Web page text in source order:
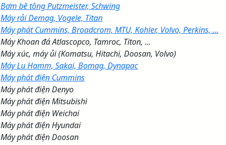
Bơm bê tông Putzmeister, Schwing
Máy rải Demag, Vogele, Titan
Máy phát Cummins, Broadcrom, MTU, Kohler, Volvo, Perkins, ...
Máy Khoan đá Atlascopco, Tamroc, Titon, ...
Máy xúc, máy ủi (Komatsu, Hitachi, Doosan, Volvo)
Máy Lu Hamm, Sakai, Bomag, Dynapac
Máy phát điện Cummins
Máy phát điện Denyo
Máy phát điện Mitsubishi
Máy phát điện Weichai
Máy phát điện Hyundai
Máy phát điện Doosan